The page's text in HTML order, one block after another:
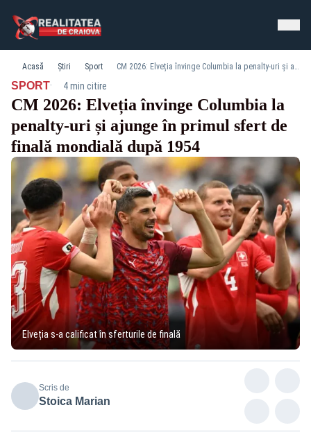
Acasă Știri Sport CM 2026: Elveția învinge Columbia la penalty-uri și ajunge în primul sfert de finală mondială după 1954
SPORT· 4 min citire
CM 2026: Elveția învinge Columbia la
penalty-uri și ajunge în primul sfert de
finală mondială după 1954
Elveția s-a calificat în sferturile de finală
Scris de
Stoica Marian